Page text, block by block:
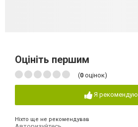
Оцініть першим
(0 оцінок)
Я рекомендую
Ніхто ще не рекомендував